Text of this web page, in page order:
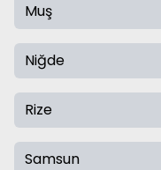
Muş
Niğde
Rize
Samsun